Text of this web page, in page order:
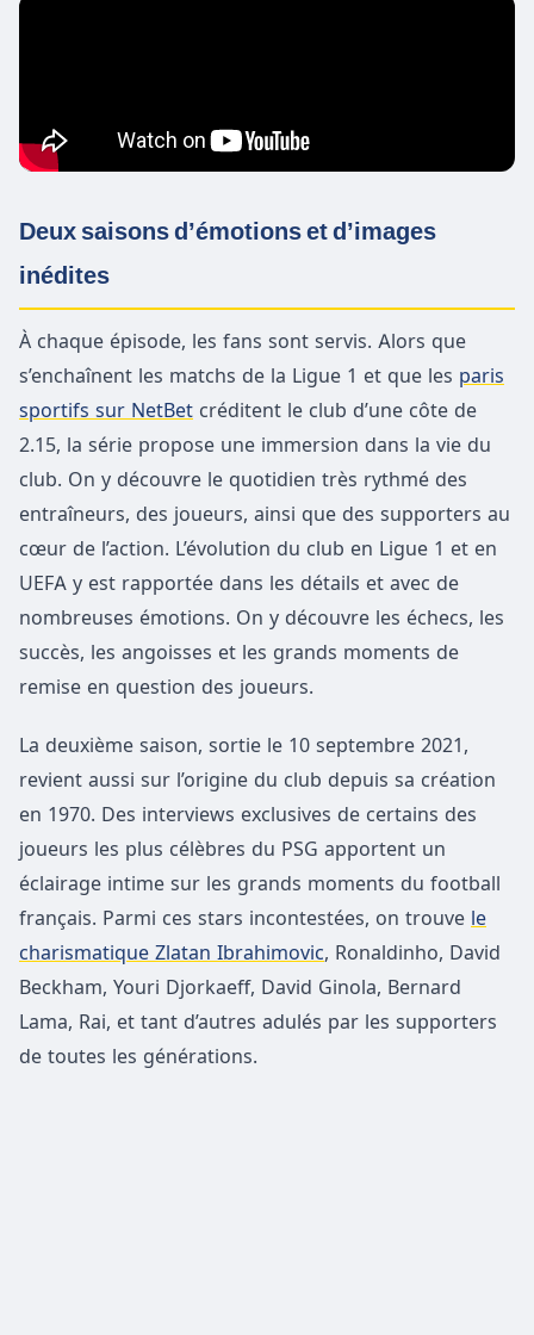
Deux saisons d’émotions et d’images
inédites
À chaque épisode, les fans sont servis. Alors que
s’enchaînent les matchs de la Ligue 1 et que les paris
sportifs sur NetBet créditent le club d’une côte de
2.15, la série propose une immersion dans la vie du
club. On y découvre le quotidien très rythmé des
entraîneurs, des joueurs, ainsi que des supporters au
cœur de l’action. L’évolution du club en Ligue 1 et en
UEFA y est rapportée dans les détails et avec de
nombreuses émotions. On y découvre les échecs, les
succès, les angoisses et les grands moments de
remise en question des joueurs.
La deuxième saison, sortie le 10 septembre 2021,
revient aussi sur l’origine du club depuis sa création
en 1970. Des interviews exclusives de certains des
joueurs les plus célèbres du PSG apportent un
éclairage intime sur les grands moments du football
français. Parmi ces stars incontestées, on trouve le
charismatique Zlatan Ibrahimovic, Ronaldinho, David
Beckham, Youri Djorkaeff, David Ginola, Bernard
Lama, Rai, et tant d’autres adulés par les supporters
de toutes les générations.